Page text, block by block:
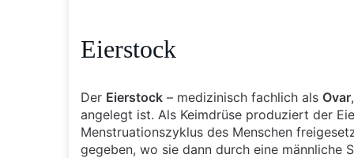
Eierstock
Der Eierstock – medizinisch fachlich als Ovar,
angelegt ist. Als Keimdrüse produziert der
Menstruationszyklus des Menschen
gegeben, wo sie dann durch eine männliche